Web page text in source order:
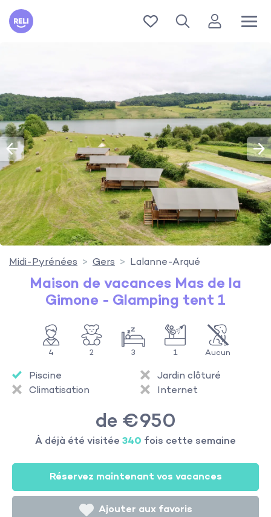
Reli
Midi-Pyrénées Gers Lalanne-Arqué
Maison de vacances Mas de la
Gimone - Glamping tent 1
4 2 3 1 Aucun
Piscine
Climatisation
Jardin clôturé
Internet
de €950
À déjà été visitée 340 fois cette semaine
Réservez maintenant vos vacances
Ajouter aux favoris